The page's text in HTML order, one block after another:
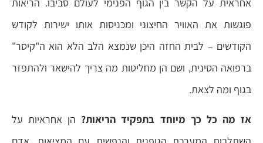
פוגשות את האוויר החיצוני ומכניסות אותו ישירות לקודש
הקודשים – לבית החזה היכן שנמצא הלב הלא הוא ה"קיסר"
ברפואה הסינית, ושם הן מחליטות מה צריך להישאר ולהתפזר
בגוף ומה לצאת.
אז מה כל כך מיוחד בתפקיד הריאות? הן אחראיות על